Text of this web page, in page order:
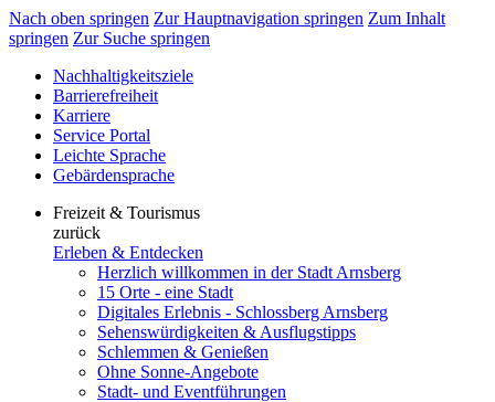
Nach oben springen Zur Hauptnavigation springen Zum Inhalt
springen Zur Suche springen
Nachhaltigkeitsziele
Barrierefreiheit
Karriere
Service Portal
Leichte Sprache
Gebärdensprache
Freizeit & Tourismus
zurück
Erleben & Entdecken
Herzlich willkommen in der Stadt Arnsberg
15 Orte - eine Stadt
Digitales Erlebnis - Schlossberg Arnsberg
Sehenswürdigkeiten & Ausflugstipps
Schlemmen & Genießen
Ohne Sonne-Angebote
Stadt- und Eventführungen